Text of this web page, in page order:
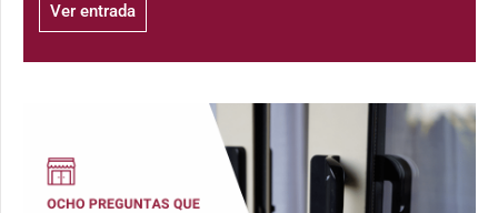
Ver entrada